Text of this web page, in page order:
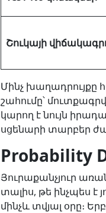
Շուկայի
Մինչ խաղադրույքը
շահումը՝
կարող է նույն
սցենարի տարբեր
Probability
Յուրաքանչյուր
տալիս, թե ինչպես է
մինչև տվյալ օրը։